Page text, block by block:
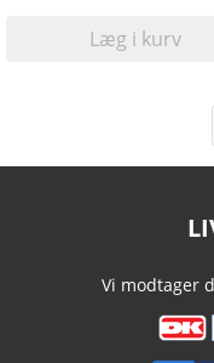
Læg i kurv
Vi modtager